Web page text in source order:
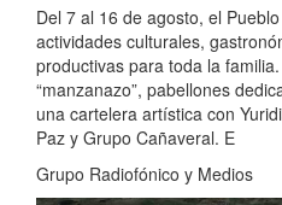
Del 7 al 16 de agosto, el
actividades culturales,
productivas para toda la
“manzanazo”, pabellones
una cartelera artística con
Paz y Grupo Cañaveral. E
Grupo Radiofónico y Medios